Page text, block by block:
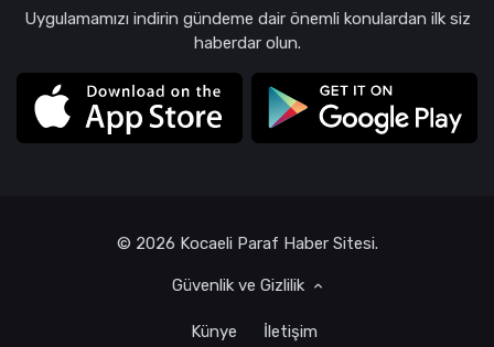
Uygulamamızı indirin gündeme dair önemli konulardan ilk siz
haberdar olun.
© 2026 Kocaeli Paraf Haber Sitesi.
Güvenlik ve Gizlilik
Künye İletişim